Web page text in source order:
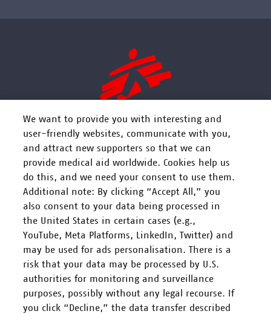
FOLGEN SIE UNS
Mitarbeiten
Spenden
We want to provide you with interesting and
user-friendly websites, communicate with you,
and attract new supporters so that we can
provide medical aid worldwide. Cookies help us
do this, and we need your consent to use them.
Additional note: By clicking “Accept All,” you
also consent to your data being processed in
the United States in certain cases (e.g.,
YouTube, Meta Platforms, LinkedIn, Twitter) and
may be used for ads personalisation. There is a
risk that your data may be processed by U.S.
authorities for monitoring and surveillance
purposes, possibly without any legal recourse. If
you click “Decline,” the data transfer described